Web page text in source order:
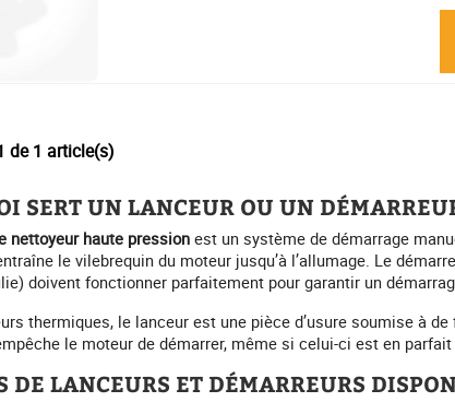
de 1 article(s)
SERT UN LANCEUR OU UN
nettoyeur haute pressionest un système de démarrage
le vilebrequin du moteur jusqu’à l’allumage. Le
doivent fonctionner parfaitement pour garantir un
thermiques, le lanceur est une pièce d’usure soumise à
le moteur de démarrer, même si celui-ci est en
DE LANCEURS ET DÉMARREURS